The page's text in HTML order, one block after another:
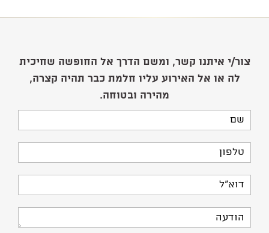
צור/י איתנו קשר, ומשם הדרך אל החופשה שחיכית
לה או אל האירוע עליו חלמת כבר תהיה קצרה,
מהירה ובטוחה.
שם
טלפון
דוא"ל
הודעה